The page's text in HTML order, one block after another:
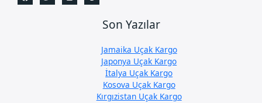
Son Yazılar
Jamaika Uçak Kargo
Japonya Uçak Kargo
İtalya Uçak Kargo
Kosova Uçak Kargo
Kırgızistan Uçak Kargo